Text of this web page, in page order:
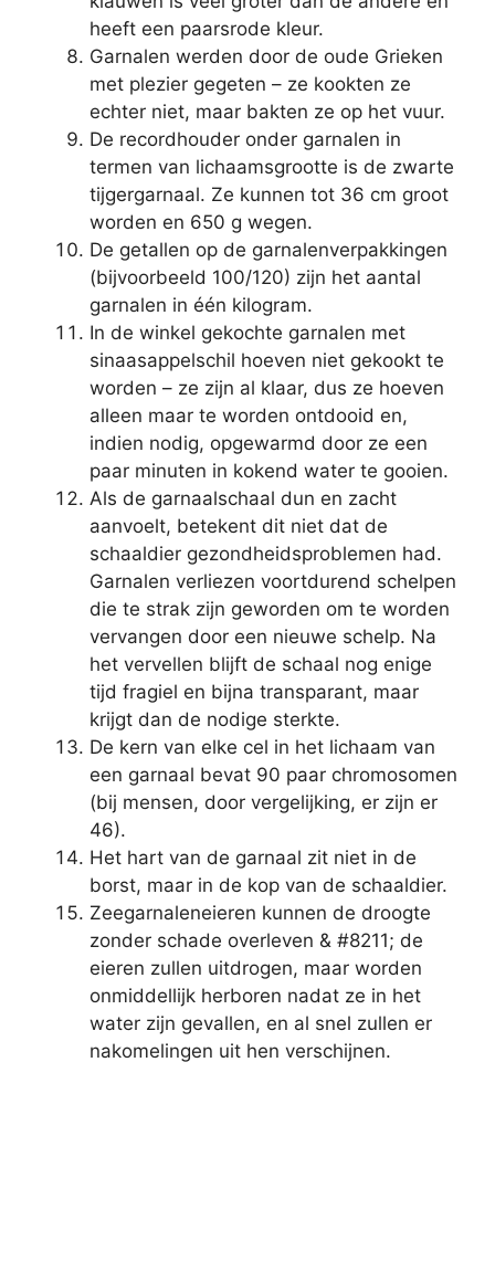
heeft een paarsrode kleur.
Garnalen werden door de oude Grieken
met plezier gegeten – ze kookten ze
echter niet, maar bakten ze op het vuur.
De recordhouder onder garnalen in
termen van lichaamsgrootte is de zwarte
tijgergarnaal. Ze kunnen tot 36 cm groot
worden en 650 g wegen.
De getallen op de garnalenverpakkingen
(bijvoorbeeld 100/120) zijn het aantal
garnalen in één kilogram.
In de winkel gekochte garnalen met
sinaasappelschil hoeven niet gekookt te
worden – ze zijn al klaar, dus ze hoeven
alleen maar te worden ontdooid en,
indien nodig, opgewarmd door ze een
paar minuten in kokend water te gooien.
Als de garnaalschaal dun en zacht
aanvoelt, betekent dit niet dat de
schaaldier gezondheidsproblemen had.
Garnalen verliezen voortdurend schelpen
die te strak zijn geworden om te worden
vervangen door een nieuwe schelp. Na
het vervellen blijft de schaal nog enige
tijd fragiel en bijna transparant, maar
krijgt dan de nodige sterkte.
De kern van elke cel in het lichaam van
een garnaal bevat 90 paar chromosomen
(bij mensen, door vergelijking, er zijn er
46).
Het hart van de garnaal zit niet in de
borst, maar in de kop van de schaaldier.
Zeegarnaleneieren kunnen de droogte
zonder schade overleven & #8211; de
eieren zullen uitdrogen, maar worden
onmiddellijk herboren nadat ze in het
water zijn gevallen, en al snel zullen er
nakomelingen uit hen verschijnen.